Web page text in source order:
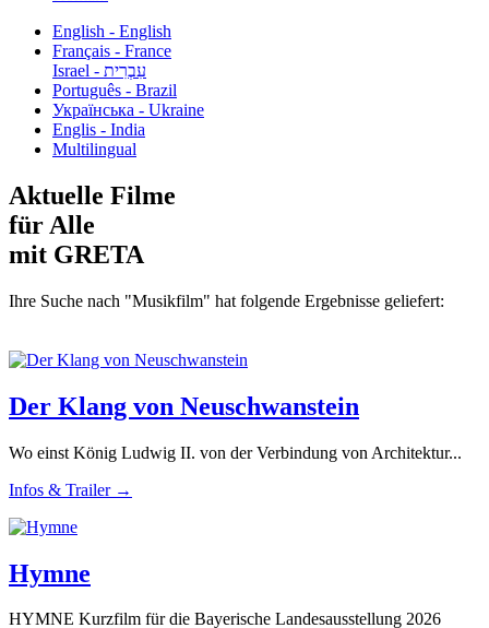
English - English
Français - France
עִבְרִית - Israel
Português - Brazil
Українська - Ukraine
Englis - India
Multilingual
Aktuelle Filme
für Alle
mit GRETA
Ihre Suche nach "Musikfilm" hat folgende Ergebnisse geliefert:
Der Klang von Neuschwanstein
Wo einst König Ludwig II. von der Verbindung von Architektur...
Infos & Trailer →
Hymne
HYMNE Kurzfilm für die Bayerische Landesausstellung 2026